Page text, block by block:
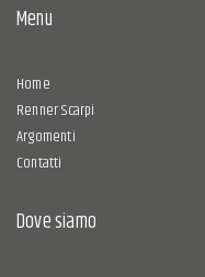
Menu
Home
Renner Scarpi
Argomenti
Contatti
Dove siamo